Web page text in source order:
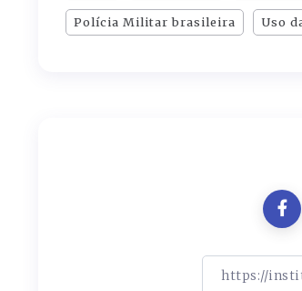
Polícia Militar brasileira Uso